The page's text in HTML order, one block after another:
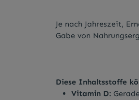
Je nach Jahreszeit,
Gabe von
Diese Inhaltsstoffe
Vitamin D: